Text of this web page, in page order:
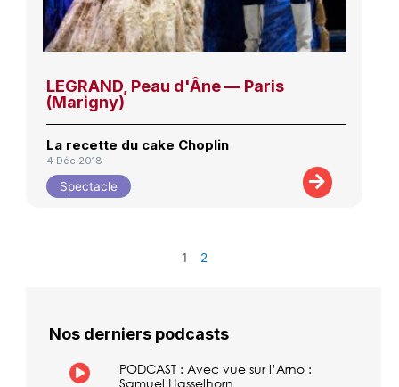
LEGRAND, Peau d'Âne — Paris
(Marigny)
La recette du cake Choplin
4 Déc 2018
Spectacle
1 2
Nos derniers podcasts
PODCAST : Avec vue sur l’Arno :
Samuel Hasselhorn